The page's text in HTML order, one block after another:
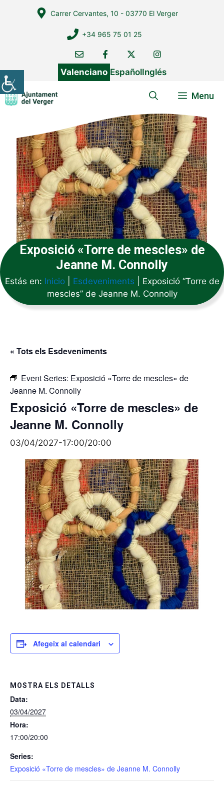
Carrer Cervantes, 10 - 03770 El Verger
+34 965 75 01 25
Valenciano EspañolInglés
Menu
Exposició «Torre de mescles» de
Jeanne M. Connolly
Estás en: Inicio| Esdeveniments
Exposició “Torre de
mescles” de Jeanne M. Connolly
« Tots els Esdeveniments
Event Series: Exposició «Torre de mescles» de
Jeanne M. Connolly
Exposició «Torre de mescles» de
Jeanne M. Connolly
03/04/2027-17:00/20:00
Afegeix al calendari
MOSTRA ELS DETALLS
Data:
03/04/2027
Hora:
17:00/20:00
Series:
Exposició «Torre de mescles» de Jeanne M. Connolly